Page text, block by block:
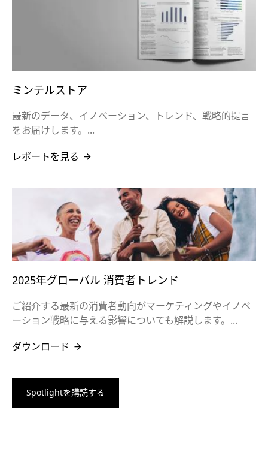
ミンテルストア
最新のデータ、イノベーション、トレンド、戦略的提言
をお届けします。...
レポートを見る
2025年グローバル 消費者トレンド
ご紹介する最新の消費者動向がマーケティングやイノベ
ーション戦略に与える影響についても解説します。...
ダウンロード
Spotlightを購読する